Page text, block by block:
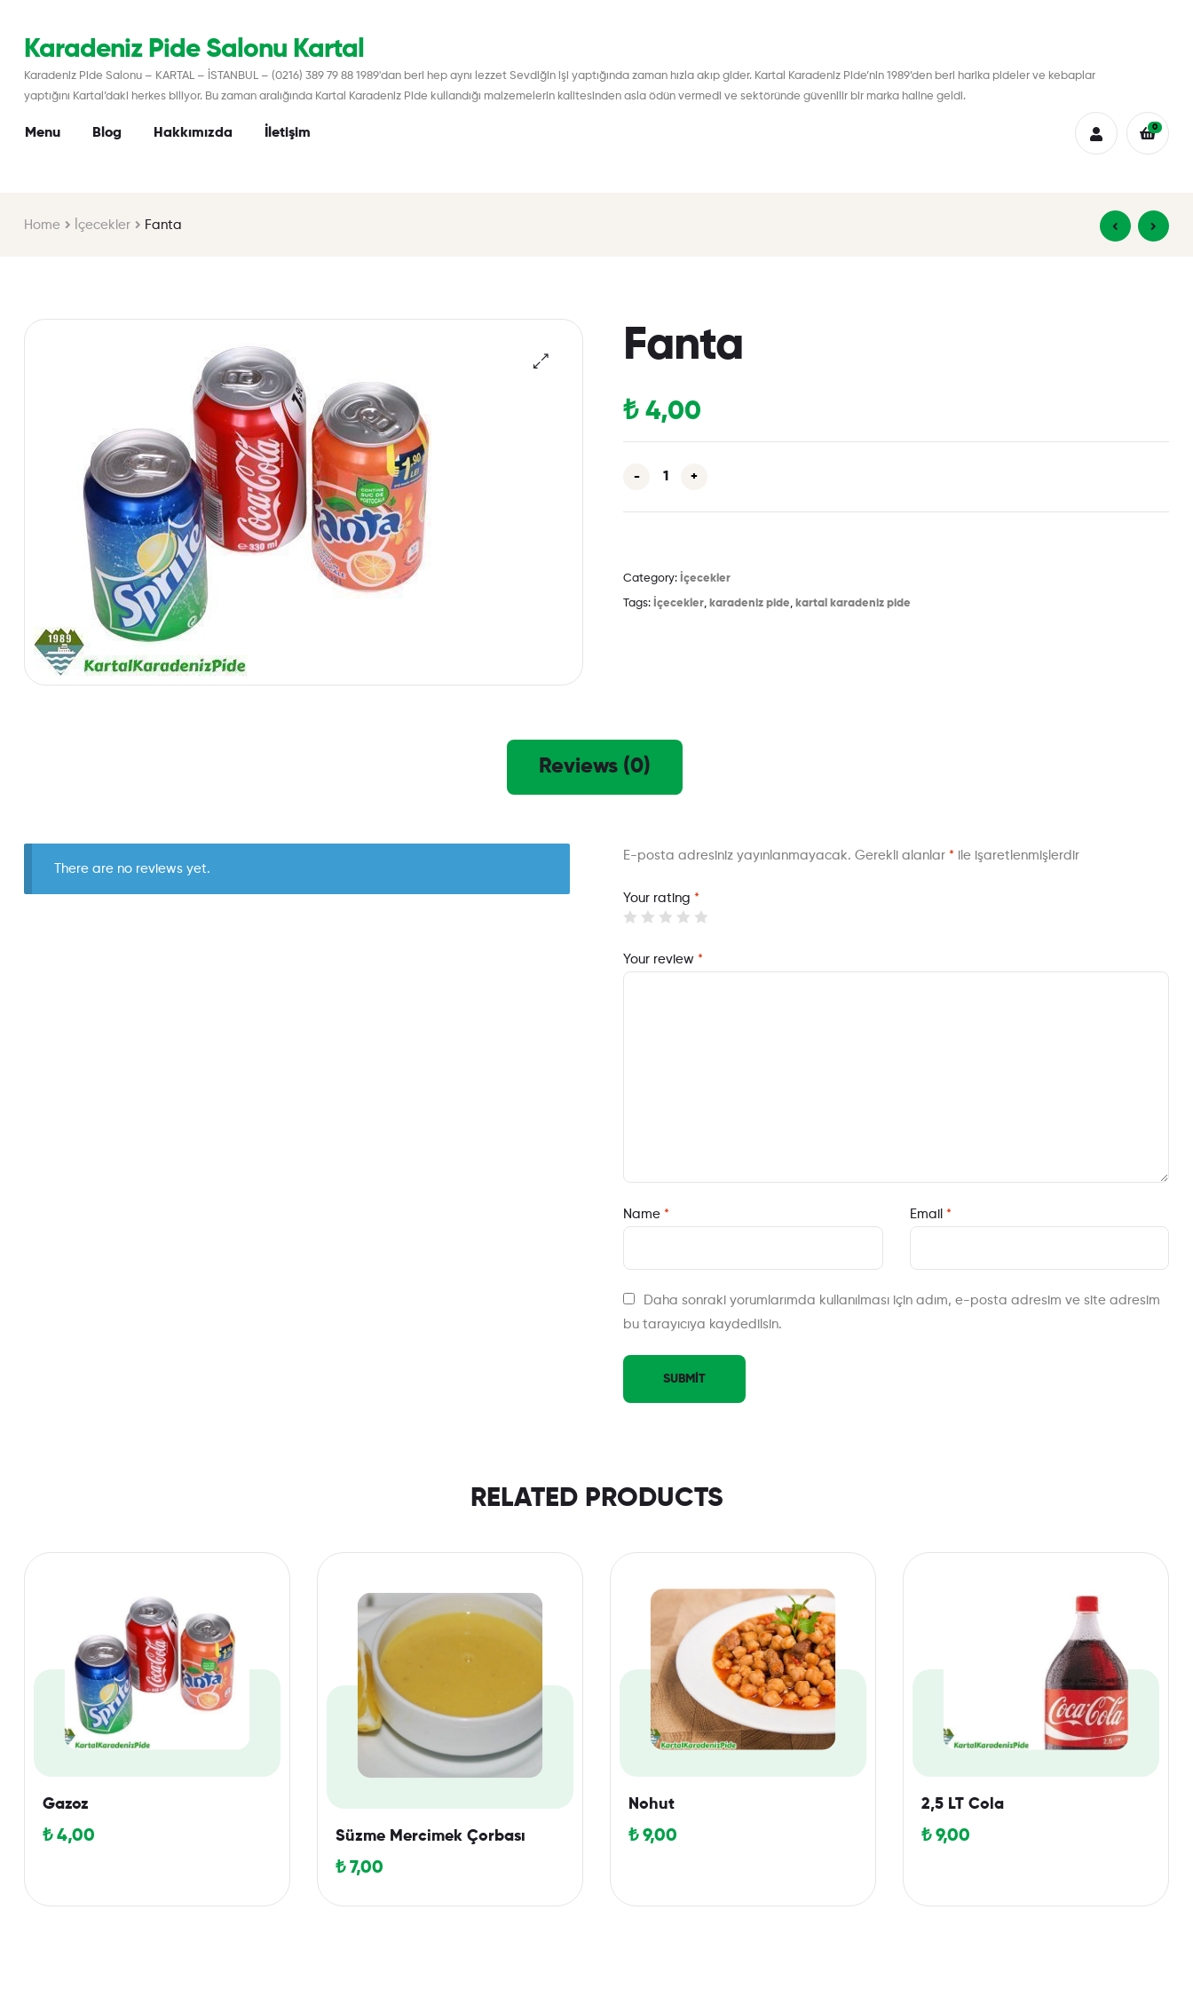
Karadeniz Pide Salonu Kartal
Karadeniz Pide Salonu – KARTAL – İSTANBUL – (0216) 389 79 88 1989'dan beri hep aynı lezzet Sevdiğin işi yaptığında zaman hızla akıp gider. Kartal Karadeniz Pide’nin 1989’den beri harika pideler ve kebaplar
yaptığını Kartal’daki herkes biliyor. Bu zaman aralığında Kartal Karadeniz Pide kullandığı malzemelerin kalitesinden asla ödün vermedi ve sektöründe güvenilir bir marka haline geldi.
Menu Blog Hakkımızda İletişim 0
Home İçecekler Fanta
Fanta
₺4,00
- +
Category: İçecekler
Tags: İçecekler, karadeniz pide, kartal karadeniz pide
Reviews (0)
There are no reviews yet.
E-posta adresiniz yayınlanmayacak. Gerekli alanlar * ile işaretlenmişlerdir
Your rating *
Your review *
Name * Email *
Daha sonraki yorumlarımda kullanılması için adım, e-posta adresim ve site adresim
bu tarayıcıya kaydedilsin.
RELATED PRODUCTS
Gazoz
₺4,00 Süzme Mercimek Çorbası
₺7,00
Nohut
₺9,00
2,5 LT Cola
₺9,00